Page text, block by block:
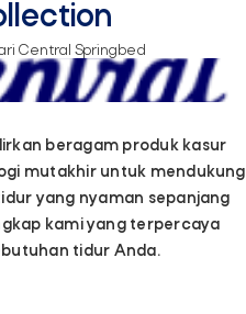
Central Springbed
beragam produk kasur
mutakhir untuk mendukung
yang nyaman sepanjang
kami yang terpercaya
tidur Anda.